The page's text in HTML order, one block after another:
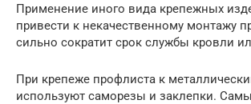
Применение иного вида крепежных
привести к некачественному монтажу
сильно сократит срок службы кровли
При крепеже профлиста к
используют саморезы и заклепки.